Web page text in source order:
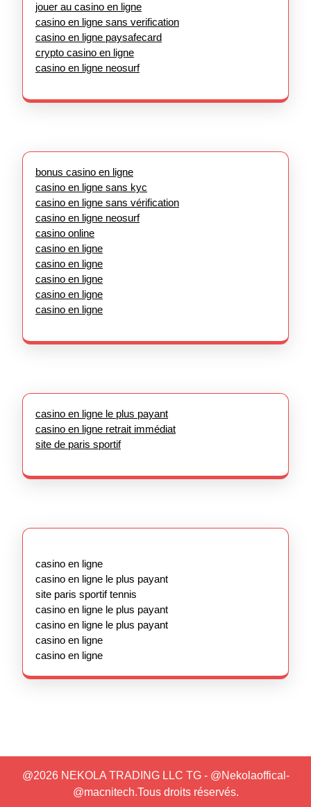
jouer au casino en ligne
casino en ligne sans verification
casino en ligne paysafecard
crypto casino en ligne
casino en ligne neosurf
bonus casino en ligne
casino en ligne sans kyc
casino en ligne sans vérification
casino en ligne neosurf
casino online
casino en ligne
casino en ligne
casino en ligne
casino en ligne
casino en ligne
casino en ligne le plus payant
casino en ligne retrait immédiat
site de paris sportif
casino en ligne
casino en ligne le plus payant
site paris sportif tennis
casino en ligne le plus payant
casino en ligne le plus payant
casino en ligne
casino en ligne
@2026 NEKOLA TRADING LLC TG - @Nekolaoffical-
@macnitech.Tous droits réservés.